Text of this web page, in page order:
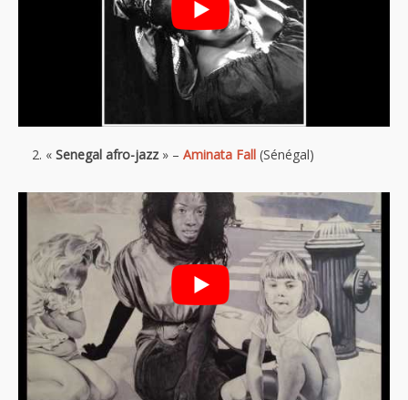
« Senegal afro-jazz» – Aminata Fall (Sénégal)